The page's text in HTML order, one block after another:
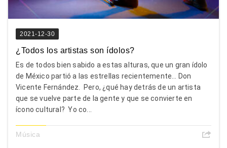
2021-12-30
¿Todos los artistas son ídolos?
Es de todos bien sabido a estas alturas, que un gran ídolo
de México partió a las estrellas recientemente… Don
Vicente Fernández. Pero, ¿qué hay detrás de un artista
que se vuelve parte de la gente y que se convierte en
ícono cultural? Yo co...
Música